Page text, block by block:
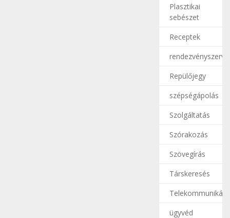
Plasztikai
sebészet
Receptek
Repülőjegy
szépségápolás
Szolgáltatás
Szórakozás
Szövegírás
Társkeresés
ügyvéd